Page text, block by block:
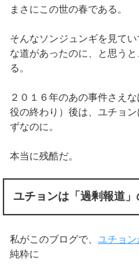
まさにこの世の春である。
そんなソンジュンギを見て
な道があったのに、と思う
る。
２０１６年のあの事件さえ
役の終わり）後は、ユチョ
ずなのに。
本当に残酷だ。
ユチョンは「過剰報道
私がこのブログで、 ユチョ
純粋に